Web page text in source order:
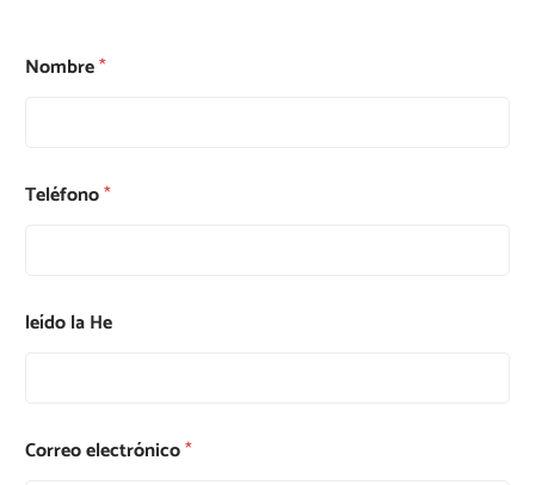
Nombre*
Teléfono*
leído la He
Correo electrónico*